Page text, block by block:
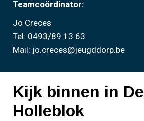
Teamcoördinator:
Jo Creces
Tel: 0493/89.13.63
Mail: jo.creces@jeugddorp.be
Kijk binnen in De
Holleblok